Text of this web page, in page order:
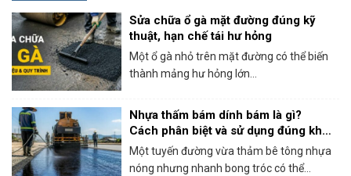
Sửa chữa ổ gà mặt đường đúng kỹ
thuật, hạn chế tái hư hỏng
Một ổ gà nhỏ trên mặt đường có thể biến
thành mảng hư hỏng lớn...
Nhựa thấm bám dính bám là gì?
Cách phân biệt và sử dụng đúng khi
thi công bê tông nhựa
Một tuyến đường vừa thảm bê tông nhựa
nóng nhưng nhanh bong tróc có thể...